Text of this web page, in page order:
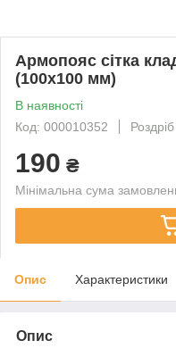
Армопояс сітка
(100х100 мм)
В наявності
Код: 000010352
Роздріб
190 ₴
Мінімальна сума
Опис Характеристики
Опис